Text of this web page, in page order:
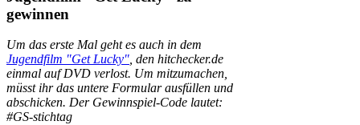
gewinnen
Um das erste Mal geht es auch in dem
Jugendfilm "Get Lucky", den hitchecker.de
einmal auf DVD verlost. Um mitzumachen,
müsst ihr das untere Formular ausfüllen und
abschicken. Der Gewinnspiel-Code lautet:
#GS-stichtag